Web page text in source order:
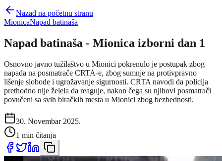
Nazad na početnu stranu
MionicaNapad batinaša
Napad batinaša - Mionica izborni dan 1
Osnovno javno tužilaštvo u Mionici pokrenulo je postupak zbog
napada na posmatrače CRTA-e, zbog sumnje na protivpravno
lišenje slobode i ugrožavanje sigurnosti. CRTA navodi da policija
prethodno nije želela da reaguje, nakon čega su njihovi posmatrači
povučeni sa svih biračkih mesta u Mionici zbog bezbednosti.
30. Novembar 2025.
1 min čitanja